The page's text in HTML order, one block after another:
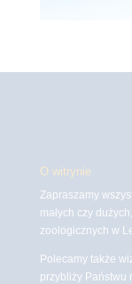
O witrynie
Zapraszamy
małych czy
zoologicznych w
Polecamy także
przybliży Państwu